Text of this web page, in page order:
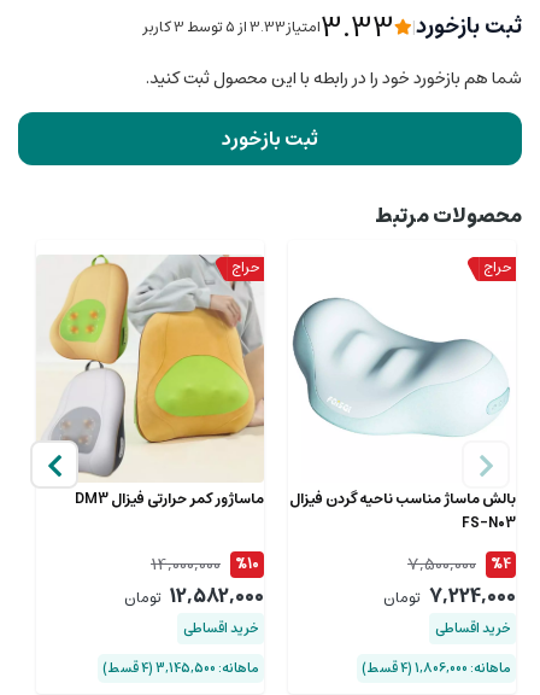
ثبت بازخورد|
3.33امتیاز3.33 از ۵ توسط 3 کاربر
شما هم بازخورد خود را در رابطه با این محصول ثبت کنید.
ثبت بازخورد
محصولات مرتبط
بالش ماساژ مناسب ناحیه گردن فیزال
FS-N03
%4
7,500,000
7,224,000 تومان
خرید اقساطی
ماهانه: 1,806,000 (۴ قسط)
ماساژور کمر حرارتی فیزال DM3
%10
14,000,000
12,582,000 تومان
خرید اقساطی
ماهانه: 3,145,500 (۴ قسط)